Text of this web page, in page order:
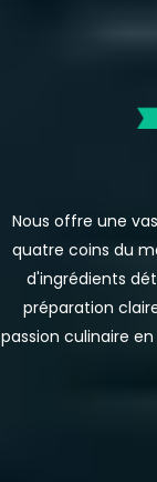
Nous offre une
quatre coins du
d'ingrédients
préparation
passion culinaire